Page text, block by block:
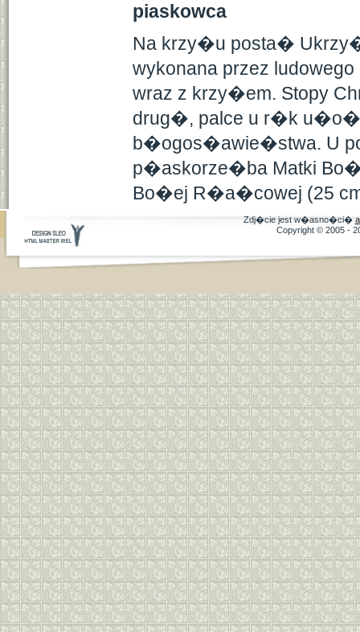
piaskowca
Na krzy�u posta�
wykonana przez
wraz z krzy�em. Stopy
drug�, palce u r�k
b�ogos�awie�stwa. U
p�askorze�ba Matki
Bo�ej R�a�cowej (25
Zdj�cie jest w�asno�ci�
Copyright © 2005 -